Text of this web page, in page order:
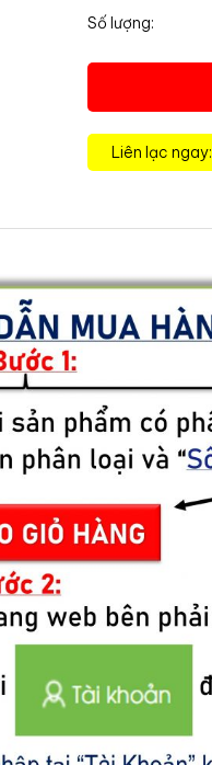
Số lượng:
Liên lạc ngay: